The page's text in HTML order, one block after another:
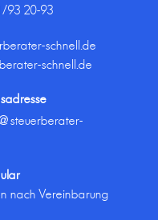
93 20-93
schnell.de
schnell.de
nach Vereinbarung